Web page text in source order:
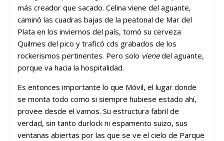
más creador que sacado. Celina viene del aguante,
caminó las cuadras bajas de la peatonal de Mar del
Plata en los inviernos del país, tomó su cerveza
Quilmes del pico y traficó cds grabados de los
rockerismos pertinentes. Pero solo vienedel aguante,
porque va hacia la hospitalidad.
Es entonces importante lo que Móvil, el lugar donde
se monta todo como si siempre hubiese estado ahí,
provee desde el vamos. Su estructura fabril de
verdad, sin tanto durlock ni espamento suizo, sus
ventanas abiertas por las que se ve el cielo de Parque